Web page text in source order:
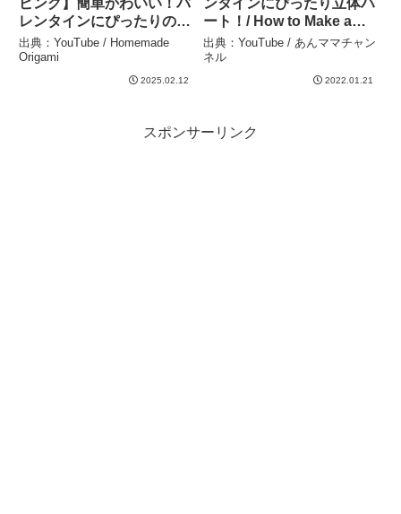
レンタインにぴったりのア
イデアOrigami Gift
Wrapping for Sweets
Easy and Cute Ideas for
出典：YouTube / Homemade
Origami
2025.02.12
ート！/ How to Make a
Heart with a one sheet of
Origami Paper. #shorts –
あんママチャンネル
出典：YouTube / あんママチャン
ネル
2022.01.21
スポンサーリンク